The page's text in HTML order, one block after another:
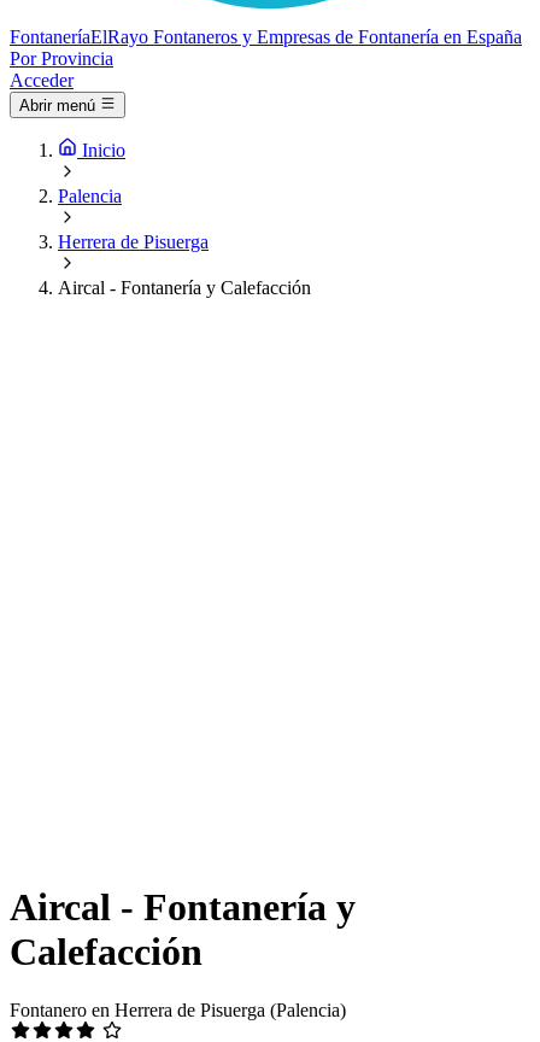
FontaneríaElRayo Fontaneros y Empresas de Fontanería en España
Por Provincia
Acceder
Abrir menú
Inicio
Palencia
Herrera de Pisuerga
Aircal - Fontanería y Calefacción
Aircal - Fontanería y
Calefacción
Fontanero en Herrera de Pisuerga (Palencia)